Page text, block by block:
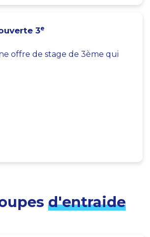
3e
offre de stage de 3ème qui
d'entraide